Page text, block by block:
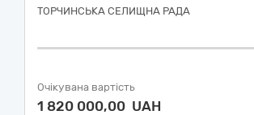
ТОРЧИНСЬКА СЕЛИЩНА РАДА
Очікувана вартість
1 820 000,00 UAH